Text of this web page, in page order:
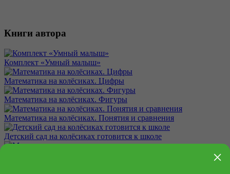
Книги автора
Комплект «Умный малыш»
Математика на колёсиках. Цифры
Математика на колёсиках. Фигуры
Математика на колёсиках. Понятия и сравнения
Детский сад на колёсиках готовится к школе
×